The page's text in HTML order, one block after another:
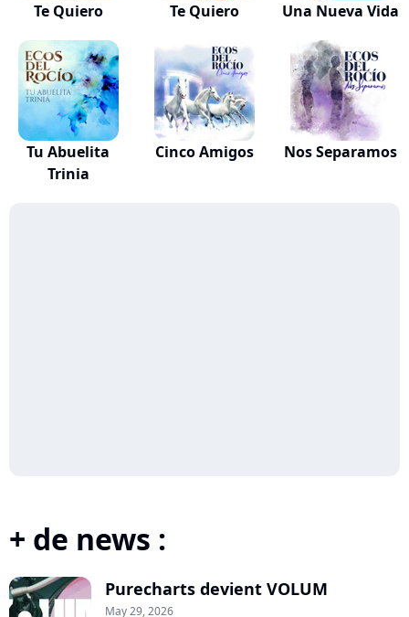
Te Quiero Te Quiero Una Nueva Vida
Tu Abuelita
Trinia
Cinco Amigos Nos Separamos
+ de news :
Purecharts devient VOLUM
May 29, 2026